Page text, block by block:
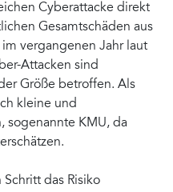
Cyberattacke direkt
Gesamtschäden aus
vergangenen Jahr laut
Attacken sind
Größe betroffen. Als
kleine und
sogenannte KMU, da
das Risiko